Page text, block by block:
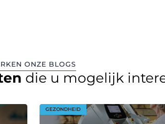
ONZE BLOGS
die u mogelijk
GEZONDHEID